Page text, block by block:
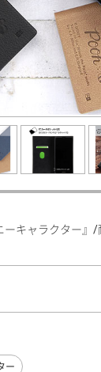
ーキャラクター』
ー